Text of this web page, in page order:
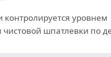
уровнем
шпатлевки по